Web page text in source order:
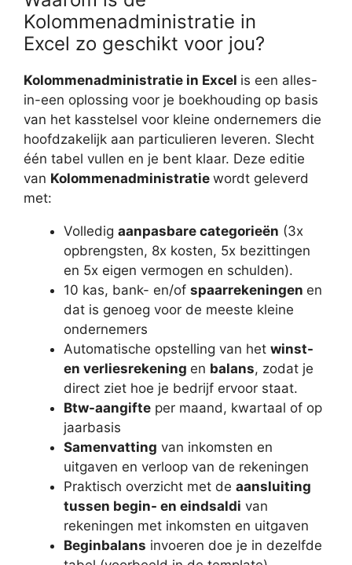
Kolommenadministratie in
Excel zo geschikt voor jou?
Kolommenadministratie in Excel is een alles-
in-een oplossing voor je boekhouding op basis
van het kasstelsel voor kleine ondernemers die
hoofdzakelijk aan particulieren leveren. Slecht
één tabel vullen en je bent klaar. Deze editie
van Kolommenadministratie wordt geleverd
met:
Volledig aanpasbare categorieën (3x
opbrengsten, 8x kosten, 5x bezittingen
en 5x eigen vermogen en schulden).
10 kas, bank- en/of spaarrekeningen en
dat is genoeg voor de meeste kleine
ondernemers
Automatische opstelling van het winst-
en verliesrekening en balans, zodat je
direct ziet hoe je bedrijf ervoor staat.
Btw-aangifte per maand, kwartaal of op
jaarbasis
Samenvatting van inkomsten en
uitgaven en verloop van de rekeningen
Praktisch overzicht met de aansluiting
tussen begin- en eindsaldi van
rekeningen met inkomsten en uitgaven
Beginbalans invoeren doe je in dezelfde